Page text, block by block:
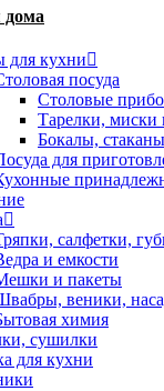
для кухни
посуда
Столовые
Тарелки, миски
Бокалы,
для
салфетки,
и емкости
и пакеты
веники,
химия
сушилки
для кухни